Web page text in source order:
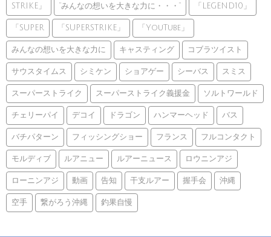
STRIKE」 ”みんなの想いを大きな力に・・・” 「LEGEND10」
「SUPER 「SUPERSTRIKE」 「YouTube」
みんなの想いを大きな力に キャスティング コブラツイスト
サウスタイムス シミケン ショアゲー シーバス スミス
スーパーストライク スーパーストライク義援金 ソルトワールド
チェリーパイ デコイ ドラゴン ハンマーヘッド バス
バチパターン フィッシングショー フランス フルコンタクト
モルディブ ルアニュー ルアーニュース ロウニンアジ
ローニンアジ 動画 告知 干支ルアー 握手会 沖縄
空手 繋がろう沖縄 釣果自慢